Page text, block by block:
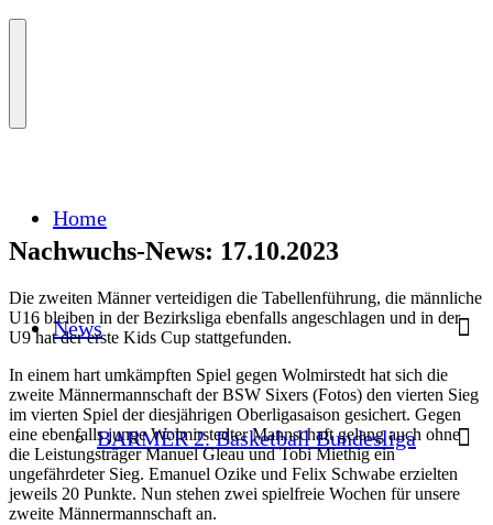
Home
News
BARMER 2. Basketball Bundesliga
Nachwuchs-News: 17.10.2023
Die zweiten Männer verteidigen die Tabellenführung, die männliche
U16 bleiben in der Bezirksliga ebenfalls angeschlagen und in der
U9 hat der erste Kids Cup stattgefunden.
In einem hart umkämpften Spiel gegen Wolmirstedt hat sich die
zweite Männermannschaft der BSW Sixers (Fotos) den vierten Sieg
im vierten Spiel der diesjährigen Oberligasaison gesichert. Gegen
eine ebenfalls junge Wolmirstedter Mannschaft gelang auch ohne
die Leistungsträger Manuel Gleau und Tobi Miethig ein
ungefährdeter Sieg. Emanuel Ozike und Felix Schwabe erzielten
jeweils 20 Punkte. Nun stehen zwei spielfreie Wochen für unsere
zweite Männermannschaft an.